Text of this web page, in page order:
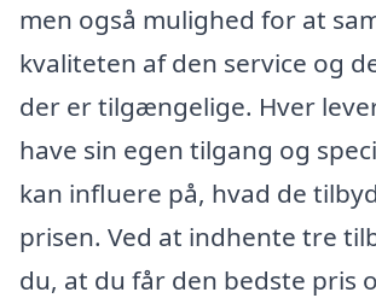
men også mulighed for at
kvaliteten af den service og
der er tilgængelige. Hver
have sin egen tilgang og
kan influere på, hvad de
prisen. Ved at indhente tre
du, at du får den bedste pris